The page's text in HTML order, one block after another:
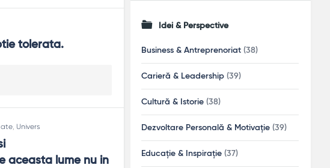
tolerata.
, Univers
aceasta lume nu in
Idei & Perspective
Business & Antreprenoriat (38)
Carieră & Leadership (39)
Cultură & Istorie (38)
Dezvoltare Personală & Motivație (39)
Educație & Inspirație (37)